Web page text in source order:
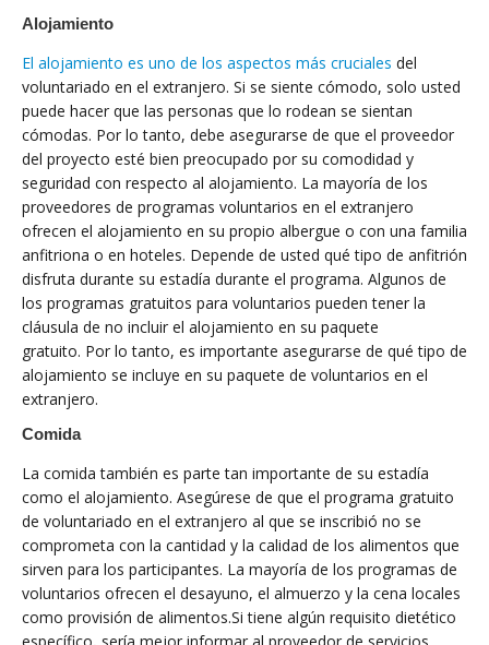
Alojamiento
El alojamiento es uno de los aspectos más cruciales del
voluntariado en el extranjero. Si se siente cómodo, solo usted
puede hacer que las personas que lo rodean se sientan
cómodas. Por lo tanto, debe asegurarse de que el proveedor
del proyecto esté bien preocupado por su comodidad y
seguridad con respecto al alojamiento. La mayoría de los
proveedores de programas voluntarios en el extranjero
ofrecen el alojamiento en su propio albergue o con una familia
anfitriona o en hoteles. Depende de usted qué tipo de anfitrión
disfruta durante su estadía durante el programa. Algunos de
los programas gratuitos para voluntarios pueden tener la
cláusula de no incluir el alojamiento en su paquete
gratuito. Por lo tanto, es importante asegurarse de qué tipo de
alojamiento se incluye en su paquete de voluntarios en el
extranjero.
Comida
La comida también es parte tan importante de su estadía
como el alojamiento. Asegúrese de que el programa gratuito
de voluntariado en el extranjero al que se inscribió no se
comprometa con la cantidad y la calidad de los alimentos que
sirven para los participantes. La mayoría de los programas de
voluntarios ofrecen el desayuno, el almuerzo y la cena locales
como provisión de alimentos.Si tiene algún requisito dietético